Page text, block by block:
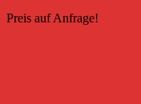
Preis auf Anfrage!